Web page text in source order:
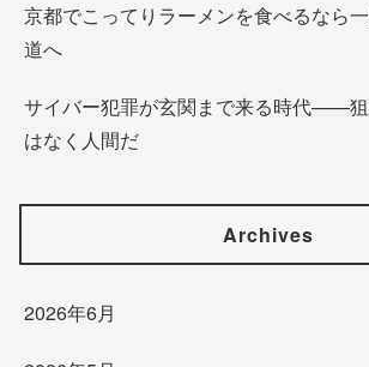
京都でこってりラーメンを食べるなら
道へ
サイバー犯罪が玄関まで来る時代——
はなく人間だ
Archives
2026年6月